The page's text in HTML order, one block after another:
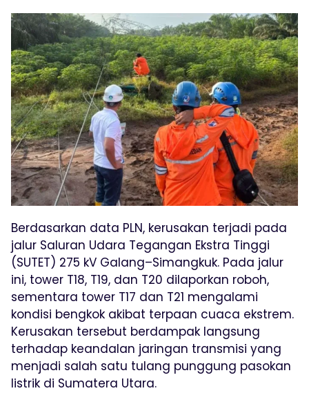
Berdasarkan data PLN, kerusakan terjadi pada
jalur Saluran Udara Tegangan Ekstra Tinggi
(SUTET) 275 kV Galang–Simangkuk. Pada jalur
ini, tower T18, T19, dan T20 dilaporkan roboh,
sementara tower T17 dan T21 mengalami
kondisi bengkok akibat terpaan cuaca ekstrem.
Kerusakan tersebut berdampak langsung
terhadap keandalan jaringan transmisi yang
menjadi salah satu tulang punggung pasokan
listrik di Sumatera Utara.